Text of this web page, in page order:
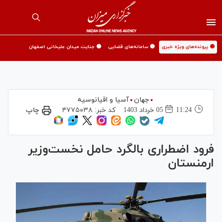
🟡 پرونده‌های ویژه خبری 🟡 سامانه‌های قضایی 🟡 جنایت میدان علیخانی اصفهان
جهان
آسیا و اقیانوسیه
11:24
05 خرداد 1403 کد خبر: ۴۷۷۵۰۳۸ چاپ
فرود اضطراری بالگرد حامل نخست‌وزیر
ارمنستان